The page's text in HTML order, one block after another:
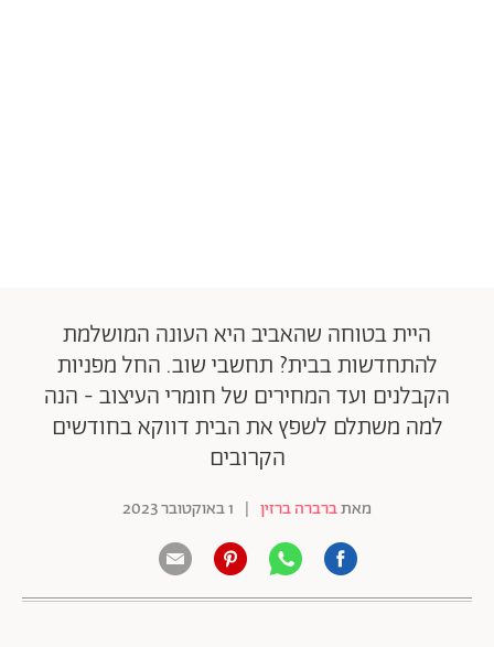
היית בטוחה שהאביב היא העונה המושלמת
להתחדשות בבית? תחשבי שוב. החל מפניות
הקבלנים ועד המחירים של חומרי העיצוב - הנה
למה משתלם לשפץ את הבית דווקא בחודשים
הקרובים
מאתברברה ברזין | 1 באוקטובר 2023